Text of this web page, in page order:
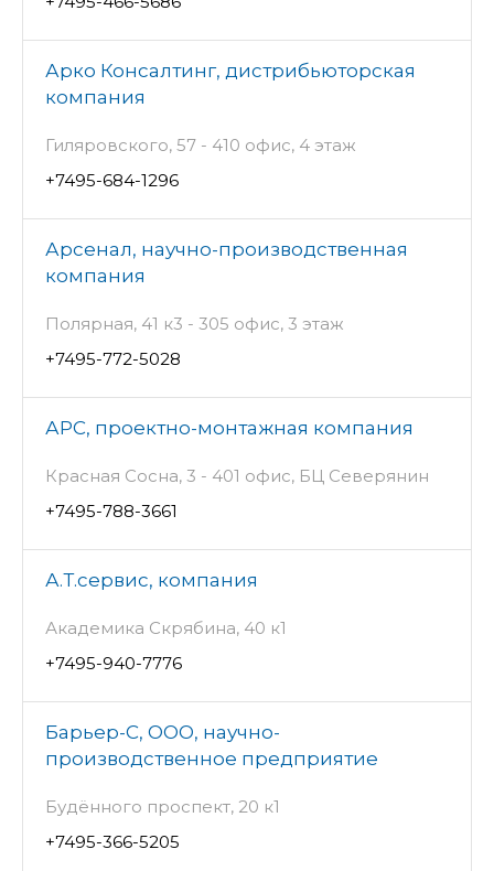
Арко Консалтинг, дистрибьюторская
компания
Гиляровского, 57 - 410 офис, 4 этаж
+7495-684-1296
Арсенал, научно-производственная
компания
Полярная, 41 к3 - 305 офис, 3 этаж
+7495-772-5028
АРС, проектно-монтажная компания
Красная Сосна, 3 - 401 офис, БЦ Северянин
+7495-788-3661
А.Т.сервис, компания
Академика Скрябина, 40 к1
+7495-940-7776
Барьер-С, ООО, научно-
производственное предприятие
Будённого проспект, 20 к1
+7495-366-5205